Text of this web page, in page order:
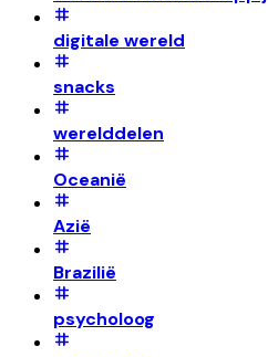
digitale wereld
snacks
werelddelen
Oceanië
Azië
Brazilië
psycholoog